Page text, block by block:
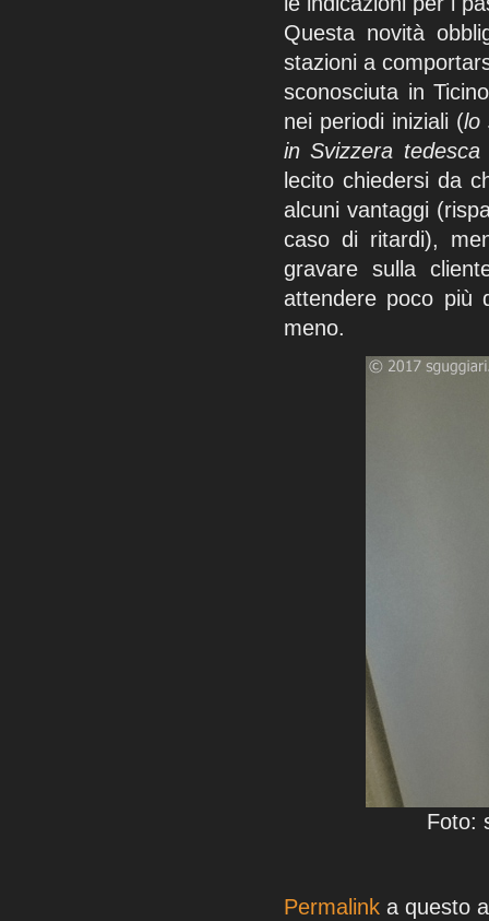
Questa novità
stazioni a
sconosciuta in
nei periodi iniziali (lo
in Svizzera
lecito chiedersi da
alcuni vantaggi
caso di ritardi),
gravare sulla
attendere poco più
meno.
Foto:
Permalink a questo